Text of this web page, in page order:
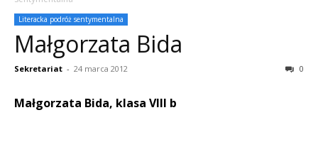
Literacka podróż sentymentalna
Małgorzata Bida
Sekretariat - 24 marca 2012 0
Małgorzata Bida, klasa VIII b